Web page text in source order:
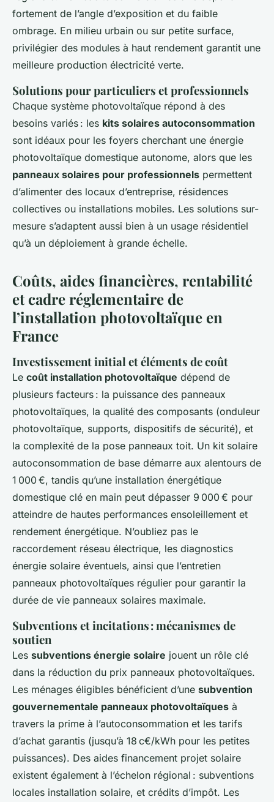
fortement de l’angle d’exposition et du faible
ombrage. En milieu urbain ou sur petite surface,
privilégier des modules à haut rendement garantit une
meilleure production électricité verte.
Solutions pour particuliers et professionnels
Chaque système photovoltaïque répond à des
besoins variés : les kits solaires autoconsommation
sont idéaux pour les foyers cherchant une énergie
photovoltaïque domestique autonome, alors que les
panneaux solaires pour professionnels permettent
d’alimenter des locaux d’entreprise, résidences
collectives ou installations mobiles. Les solutions sur-
mesure s’adaptent aussi bien à un usage résidentiel
qu’à un déploiement à grande échelle.
Coûts, aides financières, rentabilité
et cadre réglementaire de
l’installation photovoltaïque en
France
Investissement initial et éléments de coût
Le coût installation photovoltaïque dépend de
plusieurs facteurs : la puissance des panneaux
photovoltaïques, la qualité des composants (onduleur
photovoltaïque, supports, dispositifs de sécurité), et
la complexité de la pose panneaux toit. Un kit solaire
autoconsommation de base démarre aux alentours de
1 000 €, tandis qu’une installation énergétique
domestique clé en main peut dépasser 9 000 € pour
atteindre de hautes performances ensoleillement et
rendement énergétique. N’oubliez pas le
raccordement réseau électrique, les diagnostics
énergie solaire éventuels, ainsi que l’entretien
panneaux photovoltaïques régulier pour garantir la
durée de vie panneaux solaires maximale.
Subventions et incitations : mécanismes de
soutien
Les subventions énergie solaire jouent un rôle clé
dans la réduction du prix panneaux photovoltaïques.
Les ménages éligibles bénéficient d’une subvention
gouvernementale panneaux photovoltaïques à
travers la prime à l’autoconsommation et les tarifs
d’achat garantis (jusqu’à 18 c€/kWh pour les petites
puissances). Des aides financement projet solaire
existent également à l’échelon régional : subventions
locales installation solaire, et crédits d’impôt. Les